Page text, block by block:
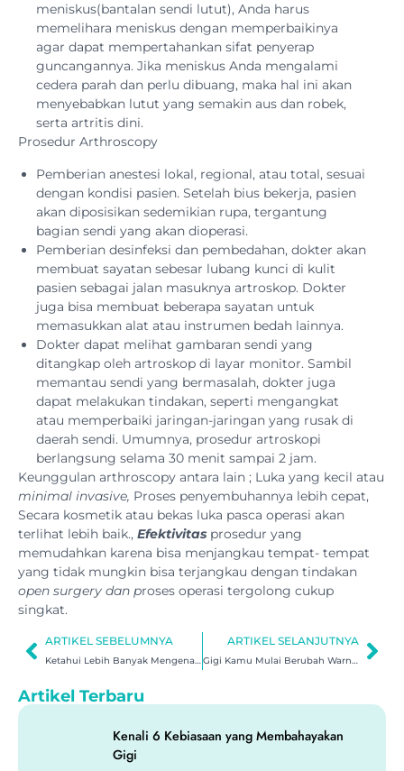
meniskus(bantalan sendi lutut), Anda harus
memelihara meniskus dengan memperbaikinya
agar dapat mempertahankan sifat penyerap
guncangannya. Jika meniskus Anda mengalami
cedera parah dan perlu dibuang, maka hal ini akan
menyebabkan lutut yang semakin aus dan robek,
serta artritis dini.
Prosedur Arthroscopy
Pemberian anestesi lokal, regional, atau total, sesuai
dengan kondisi pasien. Setelah bius bekerja, pasien
akan diposisikan sedemikian rupa, tergantung
bagian sendi yang akan dioperasi.
Pemberian desinfeksi dan pembedahan, dokter akan
membuat sayatan sebesar lubang kunci di kulit
pasien sebagai jalan masuknya artroskop. Dokter
juga bisa membuat beberapa sayatan untuk
memasukkan alat atau instrumen bedah lainnya.
Dokter dapat melihat gambaran sendi yang
ditangkap oleh artroskop di layar monitor. Sambil
memantau sendi yang bermasalah, dokter juga
dapat melakukan tindakan, seperti mengangkat
atau memperbaiki jaringan-jaringan yang rusak di
daerah sendi. Umumnya, prosedur artroskopi
berlangsung selama 30 menit sampai 2 jam.
Keunggulan arthroscopy antara lain ; Luka yang kecil atau
minimal invasive, Proses penyembuhannya lebih cepat,
Secara kosmetik atau bekas luka pasca operasi akan
terlihat lebih baik., Efektivitas prosedur yang
memudahkan karena bisa menjangkau tempat- tempat
yang tidak mungkin bisa terjangkau dengan tindakan
open surgery dan proses operasi tergolong cukup
singkat.
ARTIKEL SEBELUMNYA
Ketahui Lebih Banyak Mengenai Dispepsia
ARTIKEL SELANJUTNYA
Gigi Kamu Mulai Berubah Warna? Bleaching Solusinya!
Artikel Terbaru
Kenali 6 Kebiasaan yang Membahayakan
Gigi